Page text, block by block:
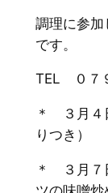
調理に参加
です。
TEL ０７
＊ ３月４
りつき）
＊ ３月７